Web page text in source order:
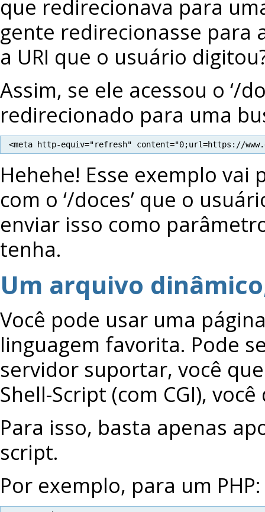
que redirecionava para
gente redirecionasse para
a URI que o usuário
Assim, se ele acessou o ‘/
redirecionado para uma
<meta http-equiv="refresh" content="0;url=https://
Hehehe! Esse exemplo vai
com o ‘/doces’ que o
enviar isso como
tenha.
Um arquivo
Você pode usar uma
linguagem favorita. Pode
servidor suportar, você
Shell-Script (com CGI),
Para isso, basta apenas
script.
Por exemplo, para um PHP: